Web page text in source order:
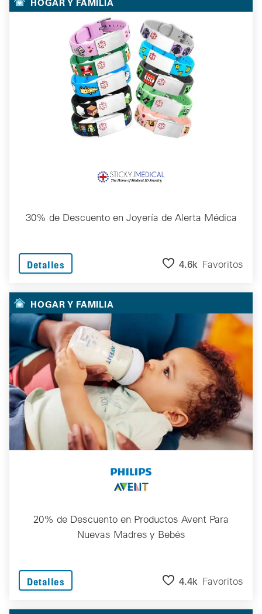
30% de Descuento en Joyería de Alerta Médica
Detalles 4.6k Favoritos
HOGAR Y FAMILIA
20% de Descuento en Productos Avent Para
Nuevas Madres y Bebés
Detalles 4.4k Favoritos